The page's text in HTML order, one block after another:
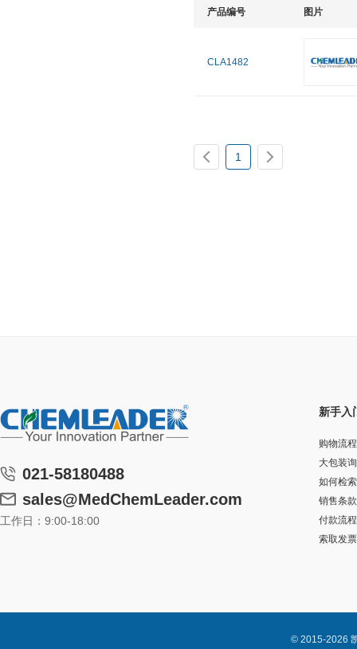
产品编号 图片
CLA1482
1
021-58180488
sales@MedChemLeader.com
工作日：9:00-18:00
新手入
购物流程
大包装
如何检索
销售条款
付款流程
索取发票
© 2015-2026